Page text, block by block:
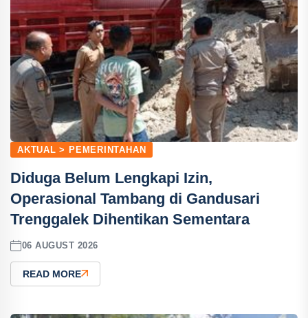
AKTUAL > PEMERINTAHAN
Diduga Belum Lengkapi Izin,
Operasional Tambang di Gandusari
Trenggalek Dihentikan Sementara
06 AUGUST 2026
READ MORE